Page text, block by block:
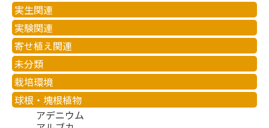
実生関連
実験関連
寄せ植え関連
未分類
栽培環境
球根・塊根植物
アデニウム